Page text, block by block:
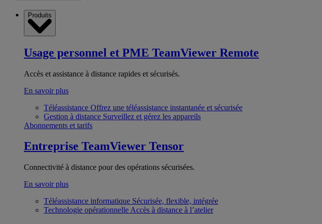
Produits
Usage personnel et PME TeamViewer Remote
Accès et assistance à distance rapides et sécurisés.
En savoir plus
Téléassistance Offrez une téléassistance instantanée et sécurisée
Gestion à distance Surveillez et gérez les appareils
Abonnements et tarifs
Entreprise TeamViewer Tensor
Connectivité à distance pour des opérations sécurisées.
En savoir plus
Téléassistance informatique Sécurisée, flexible, intégrée
Technologie opérationnelle Accès à distance à l’atelier